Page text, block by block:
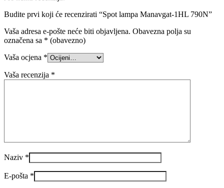
Budite prvi koji će recenzirati “Spot lampa Manavgat-1HL 790N”
Vaša adresa e-pošte neće biti objavljena. Obavezna polja su
označena sa * (obavezno)
Vaša ocjena *
Vaša recenzija *
Naziv *
E-pošta *